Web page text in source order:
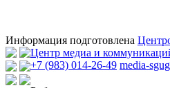
Информация подготовлена
Центр медиа и
+7 (983) 014-26-49 media-